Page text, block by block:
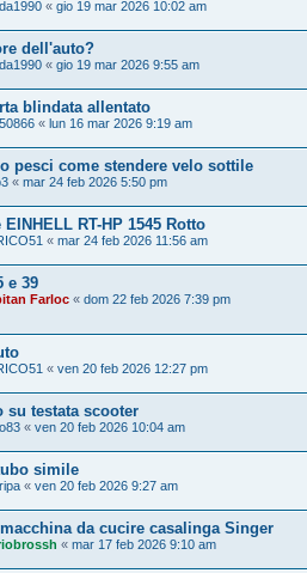
« gio 19 mar 2026 10:02 am
dell'auto?
« gio 19 mar 2026 9:55 am
blindata allentato
« lun 16 mar 2026 9:19 am
pesci come stendere velo sottile
« mar 24 feb 2026 5:50 pm
RT-HP 1545 Rotto
« mar 24 feb 2026 11:56 am
e 39
Farloc « dom 22 feb 2026 7:39 pm
« ven 20 feb 2026 12:27 pm
su testata scooter
« ven 20 feb 2026 10:04 am
simile
« ven 20 feb 2026 9:27 am
da cucire casalinga Singer
« mar 17 feb 2026 9:10 am